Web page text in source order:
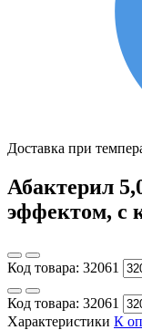
Доставка при
Абактерил
эффектом, с
Код товара: 32061
Код товара: 32061
Характеристики К